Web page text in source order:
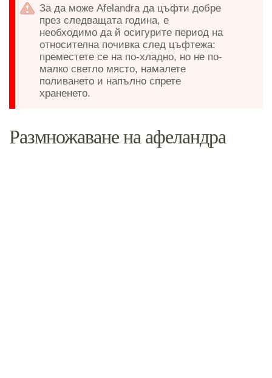
За да може Afelandra да цъфти добре
през следващата година, е
необходимо да й осигурите период на
относителна почивка след цъфтежа:
преместете се на по-хладно, но не по-
малко светло място, намалете
поливането и напълно спрете
храненето.
Размножаване на афеландра